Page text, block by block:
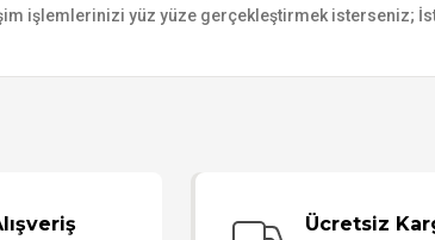
işlemlerinizi yüz yüze gerçekleştirmek isterseniz;
Ücretsiz